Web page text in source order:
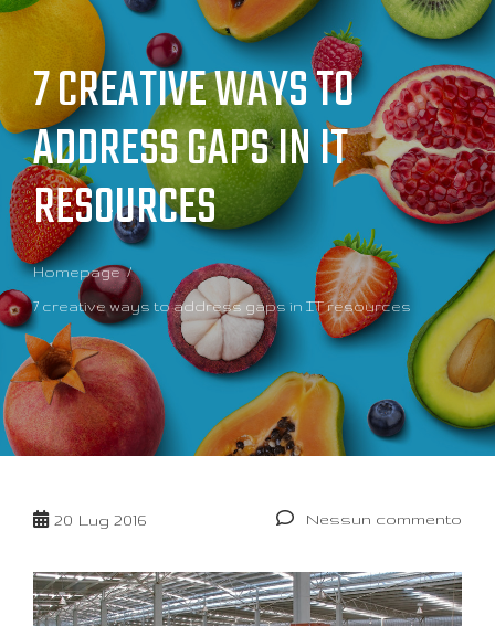
7 CREATIVE WAYS TO
ADDRESS GAPS IN IT
RESOURCES
Homepage
7 creative ways to address gaps in IT resources
20 Lug 2016 Nessun commento